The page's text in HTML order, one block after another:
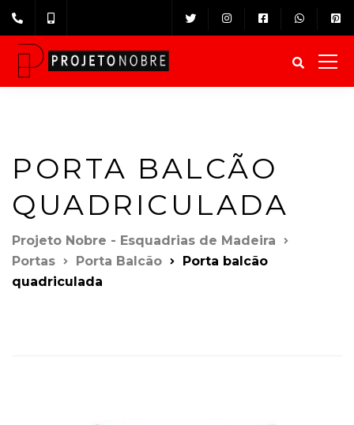
PORTA BALCÃO
QUADRICULADA
Projeto Nobre - Esquadrias de Madeira
Portas
Porta Balcão
Porta balcão
quadriculada